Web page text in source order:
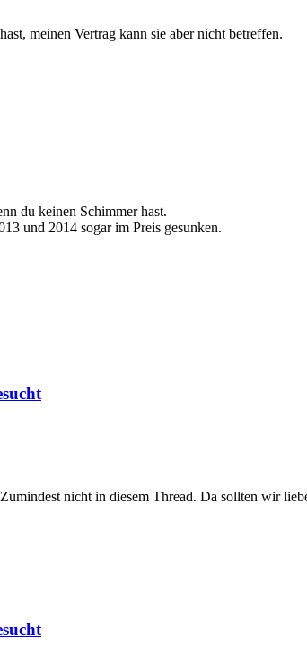
meinen Vertrag kann sie aber nicht betreffen.
du keinen Schimmer hast.
und 2014 sogar im Preis gesunken.
nicht in diesem Thread. Da sollten wir